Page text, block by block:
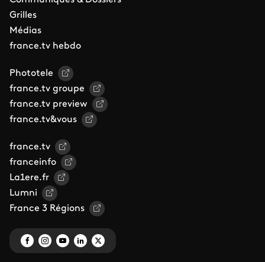
Grilles
Médias
france.tv hebdo
Phototele
france.tv groupe
france.tv preview
france.tv&vous
france.tv
franceinfo
La1ere.fr
Lumni
France 3 Régions